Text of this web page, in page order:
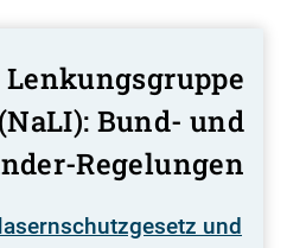
Bund- und
Regelungen
und